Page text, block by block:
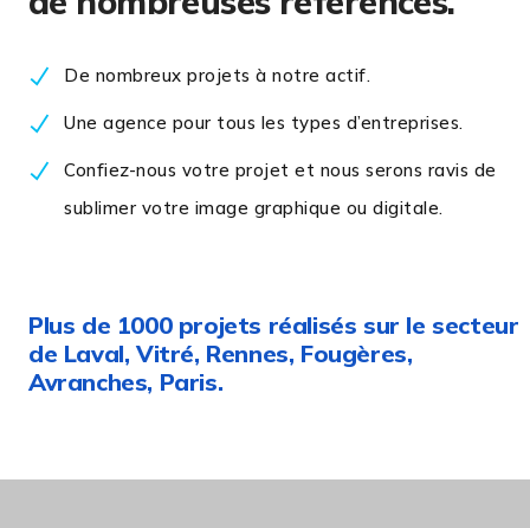
De nombreux projets à notre actif.
Une agence pour tous les types d’entreprises.
Confiez-nous votre projet et nous serons ravis de
sublimer votre image graphique ou digitale.
Plus de 1000 projets réalisés sur le secteur
de Laval, Vitré, Rennes, Fougères,
Avranches, Paris.